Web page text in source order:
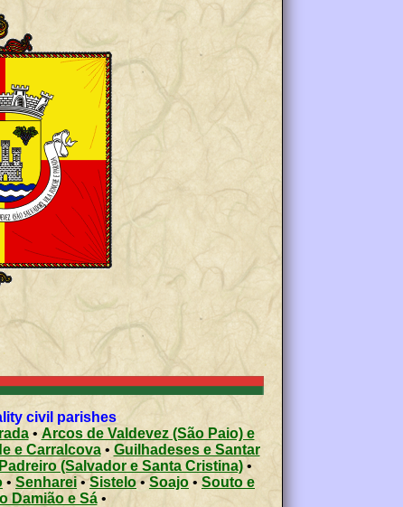
civil parishes
• Arcos de Valdevez (São Paio) e
e Carralcova• Guilhadeses e Santar
Padreiro (Salvador e Santa Cristina) •
• Senharei•Sistelo•Soajo • Souto e
Damião e Sá•